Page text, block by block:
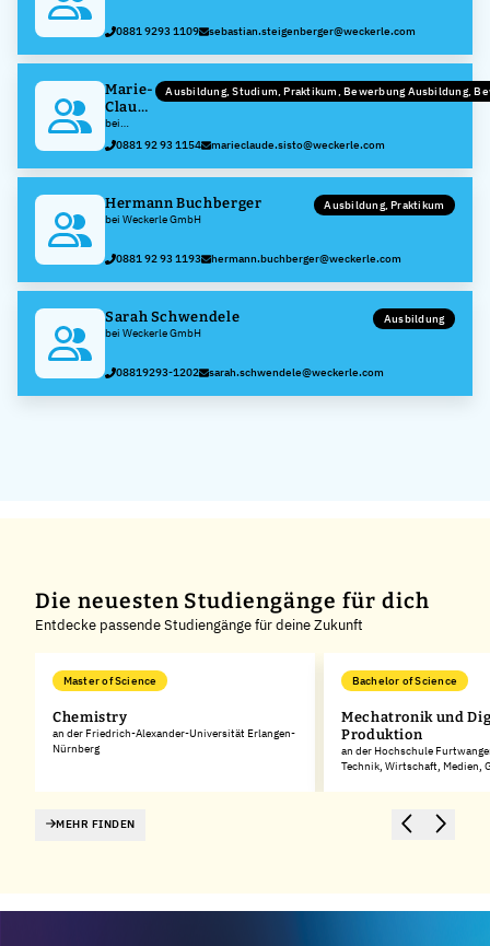
0881 9293 1109 sebastian.steigenberger@weckerle.com
Marie-
Claude
Sisto
bei
Weckerle
GmbH
Ausbildung, Studium, Praktikum, Bewerbung Ausbildung,
0881 92 93 1154 marieclaude.sisto@weckerle.com
Hermann Buchberger
bei Weckerle GmbH
Ausbildung, Praktikum
0881 92 93 1193 hermann.buchberger@weckerle.com
Sarah Schwendele
bei Weckerle GmbH
Ausbildung
08819293-1202 sarah.schwendele@weckerle.com
Die neuesten Studiengänge für dich
Entdecke passende Studiengänge für deine Zukunft
Master of Science
Chemistry
an der Friedrich-Alexander-Universität Erlangen-
Nürnberg
Bachelor of Science
Mechatronik und
Produktion
an der Hochschule
Technik, Wirtschaft, Medien,
MEHR FINDEN